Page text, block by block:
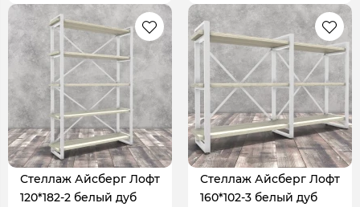
Стеллаж Айсберг Лофт
120*182-2 белый дуб
Стеллаж Айсберг Лофт
160*102-3 белый дуб